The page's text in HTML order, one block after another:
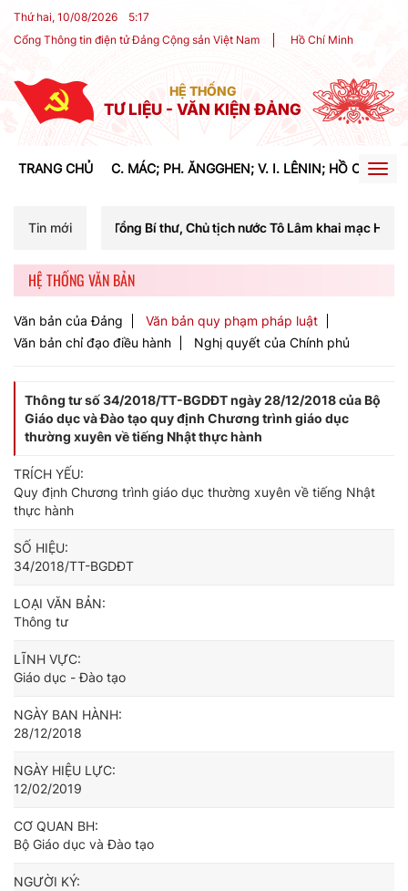
Thứ hai, 10/08/2026 5:17
Cổng Thông tin điện tử Đảng Cộng sản Việt Nam
Hồ Chí Minh
HỆ THỐNG
TƯ LIỆU - VĂN KIỆN ĐẢNG
TRANG CHỦ C. MÁC; PH. ĂNGGHEN; V. I. LÊNIN; HỒ CHÍ
Tin mới
Bí thư, Chủ tịch nước Tô Lâm khai mạc Hội nghị Trung ương
HỆ THỐNG VĂN BẢN
Văn bản của Đảng
Văn bản quy phạm pháp luật
Văn bản chỉ đạo điều hành
Nghị quyết của Chính phủ
Thông tư số 34/2018/TT-BGDĐT ngày 28/12/2018 của Bộ
Giáo dục và Đào tạo quy định Chương trình giáo dục
thường xuyên về tiếng Nhật thực hành
TRÍCH YẾU:
Quy định Chương trình giáo dục thường xuyên về tiếng Nhật
thực hành
SỐ HIỆU:
34/2018/TT-BGDĐT
LOẠI VĂN BẢN:
Thông tư
LĨNH VỰC:
Giáo dục - Đào tạo
NGÀY BAN HÀNH:
28/12/2018
NGÀY HIỆU LỰC:
12/02/2019
CƠ QUAN BH:
Bộ Giáo dục và Đào tạo
NGƯỜI KÝ: